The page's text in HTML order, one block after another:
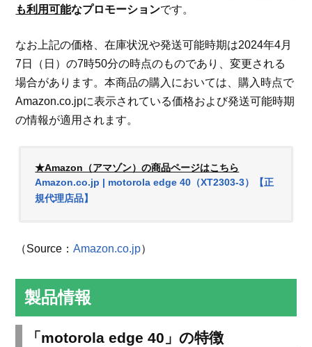
も利用可能なプロモーションです。
なお上記の価格、在庫状況や発送可能時期は2024年4月
7日（日）の7時50分の時点のものであり、変更される
場合があります。本商品の購入においては、購入時点で
Amazon.co.jpに表示されている価格および発送可能時期
の情報が適用されます。
★Amazon（アマゾン）の商品ページはこちら
Amazon.co.jp | motorola edge 40（XT2303-3）【正
規代理店品】
（Source：Amazon.co.jp）
製品情報
「motorola edge 40」の特徴